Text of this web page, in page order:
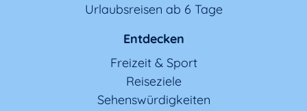
Urlaubsreisen ab 6 Tage
Entdecken
Freizeit & Sport
Reiseziele
Sehenswürdigkeiten